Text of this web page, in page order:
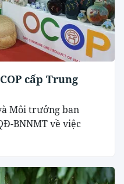
cấp Trung
Môi trưởng ban
BNNMT về việc